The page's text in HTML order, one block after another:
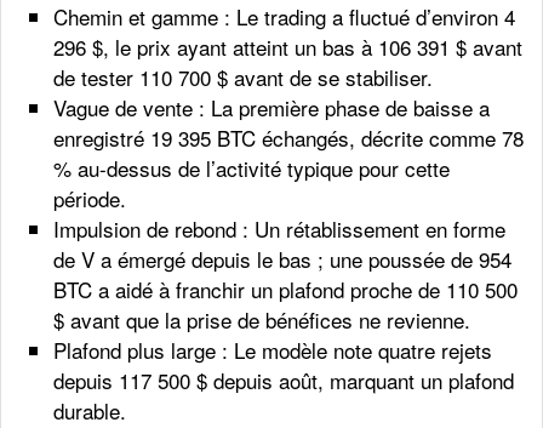
Chemin et gamme : Le trading a fluctué d’environ 4
296 $, le prix ayant atteint un bas à 106 391 $ avant
de tester 110 700 $ avant de se stabiliser.
Vague de vente : La première phase de baisse a
enregistré 19 395 BTC échangés, décrite comme 78
% au-dessus de l’activité typique pour cette
période.
Impulsion de rebond : Un rétablissement en forme
de V a émergé depuis le bas ; une poussée de 954
BTC a aidé à franchir un plafond proche de 110 500
$ avant que la prise de bénéfices ne revienne.
Plafond plus large : Le modèle note quatre rejets
depuis 117 500 $ depuis août, marquant un plafond
durable.